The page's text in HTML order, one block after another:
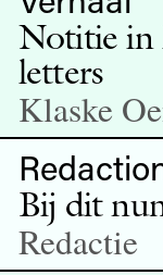
Notitie in
letters
Klaske
Bij dit
Redactie